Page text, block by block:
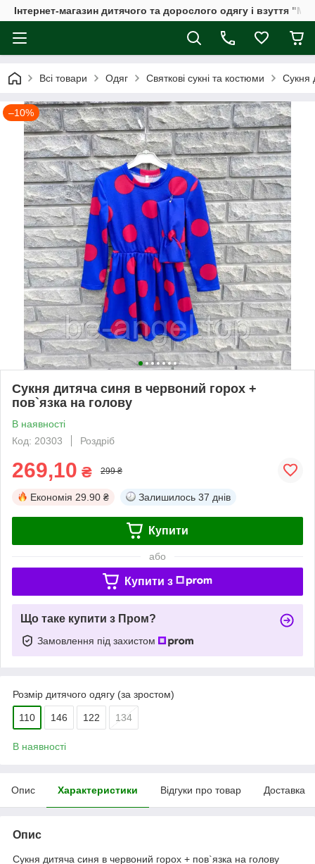
Інтернет-магазин дитячого та дорослого одягу і взуття
Всі товари Одяг Святкові сукні та костюми Сукня
–10%
Сукня дитяча синя в червоний горох +
пов`язка на голову
В наявності
Код: 20303
Роздріб
269,10 ₴ 299 ₴
Економія 29.90 ₴ Залишилось 37 днів
Купити
або
Купити з
Що таке купити з Пром?
Замовлення під захистом
Розмір дитячого одягу (за зростом)
110 146 122 134
В наявності
Опис Характеристики Відгуки про товар Доставка
Опис
Сукня дитяча синя в червоний горох + пов`язка на голову